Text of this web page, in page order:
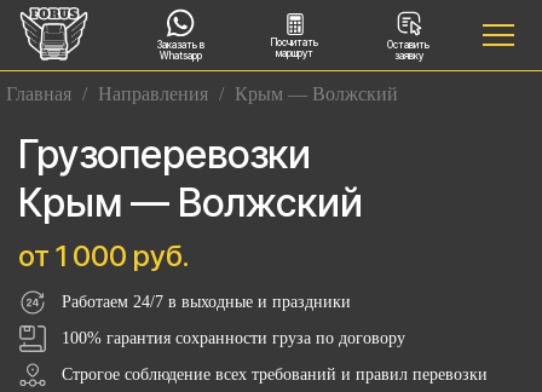
Заказать в
Whatsapp
Посчитать
маршрут
Оставить
заявку
Главная / Направления / Крым — Волжский
Грузоперевозки
Крым — Волжский
от 1 000 руб.
Работаем 24/7 в выходные и праздники
100% гарантия сохранности груза по договору
Строгое соблюдение всех требований и правил перевозки